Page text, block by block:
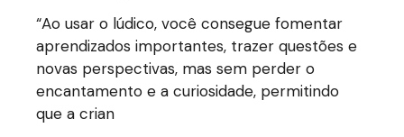
“Ao usar o lúdico, você consegue fomentar
aprendizados importantes, trazer questões e
novas perspectivas, mas sem perder o
encantamento e a curiosidade, permitindo
que a crian